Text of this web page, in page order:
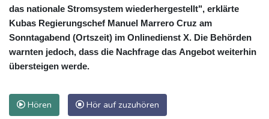
das nationale Stromsystem wiederhergestellt", erklärte
Kubas Regierungschef Manuel Marrero Cruz am
Sonntagabend (Ortszeit) im Onlinedienst X. Die Behörden
warnten jedoch, dass die Nachfrage das Angebot weiterhin
übersteigen werde.
Hören Hör auf zuzuhören